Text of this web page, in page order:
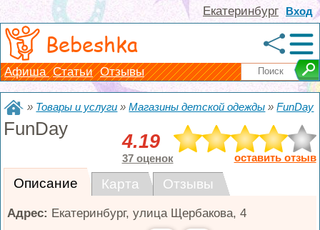
Вход
Екатеринбург
Bebeshka
Афиша Статьи Отзывы
» Товары и услуги »Магазины детской одежды »FunDay
FunDay
4.19
37 оценок оставить отзыв
Описание Карта Отзывы
Адрес: Екатеринбург,улица Щербакова, 4